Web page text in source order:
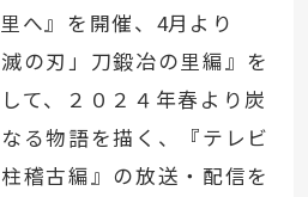
へ』を開催、 4月より
の刃」刀鍛冶の里編』を
て、２０２４年春より炭
る物語を描く、『テレビ
稽古編』の放送・配信を